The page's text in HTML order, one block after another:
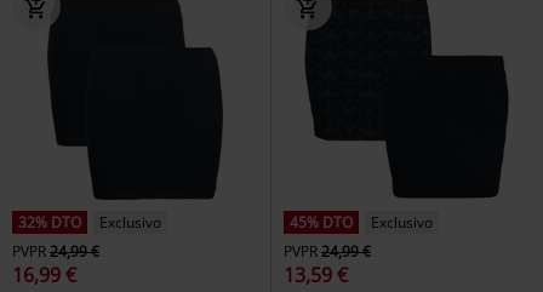
32% DTO
Exclusivo
PVPR24,99 €
16,99 €
45% DTO
Exclusivo
PVPR24,99 €
13,59 €